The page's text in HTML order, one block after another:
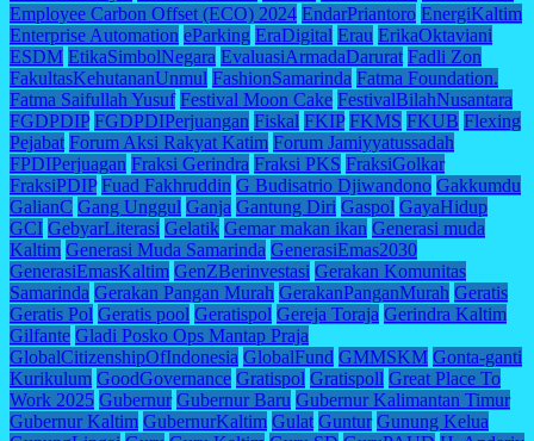
Employee Carbon Offset (ECO) 2024 EndarPriantoro EnergiKaltim
Enterprise Automation eParking EraDigital Erau ErikaOktaviani
ESDM EtikaSimbolNegara EvaluasiArmadaDarurat Fadli Zon
FakultasKehutananUnmul FashionSamarinda Fatma Foundation.
Fatma Saifullah Yusuf Festival Moon Cake FestivalBilahNusantara
FGDPDIP FGDPDIPerjuangan Fiskal FKIP FKMS FKUB Flexing
Pejabat Forum Aksi Rakyat Katim Forum Jamiyyatussadah
FPDIPerjuagan Fraksi Gerindra Fraksi PKS FraksiGolkar
FraksiPDIP Fuad Fakhruddin G Budisatrio Djiwandono Gakkumdu
GalianC Gang Unggul Ganja Gantung Diri Gaspol GayaHidup
GCI GebyarLiterasi Gelatik Gemar makan ikan Generasi muda
Kaltim Generasi Muda Samarinda GenerasiEmas2030
GenerasiEmasKaltim GenZBerinvestasi Gerakan Komunitas
Samarinda Gerakan Pangan Murah GerakanPanganMurah Geratis
Geratis Pol Geratis pool Geratispol Gereja Toraja Gerindra Kaltim
Gilfante Gladi Posko Ops Mantap Praja
GlobalCitizenshipOfIndonesia GlobalFund GMMSKM Gonta-ganti
Kurikulum GoodGovernance Gratispol Gratispoll Great Place To
Work 2025 Gubernur Gubernur Baru Gubernur Kalimantan Timur
Gubernur Kaltim GubernurKaltim Gulat Guntur Gunung Kelua